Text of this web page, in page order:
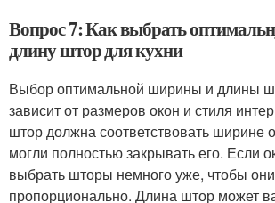
Вопрос 7: Как выбрать
длину штор для кухни
Выбор оптимальной ширины и длины
зависит от размеров окон и стиля
штор должна соответствовать ширине
могли полностью закрывать его. Если
выбрать шторы немного уже, чтобы
пропорционально. Длина штор может